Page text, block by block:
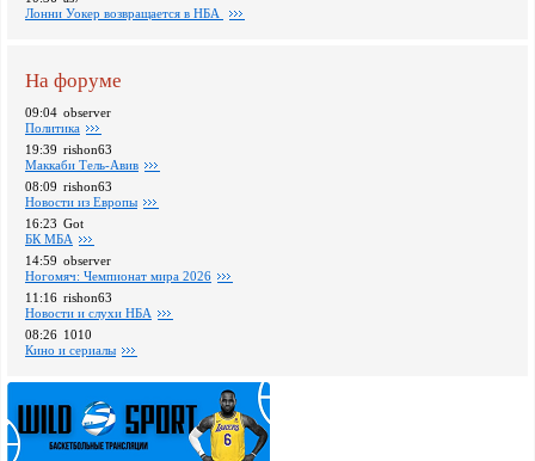
Лонни Уокер возвращается в НБА
На форуме
09:04 observer
Политика
19:39 rishon63
Маккаби Тель-Авив
08:09 rishon63
Новости из Европы
16:23 Got
БК МБА
14:59 observer
Ногомяч: Чемпионат мира 2026
11:16 rishon63
Новости и слухи НБА
08:26 1010
Кино и сериалы